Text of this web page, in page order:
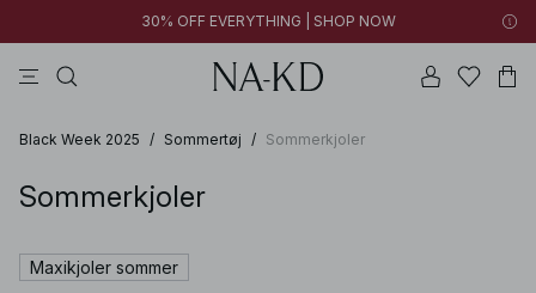
30% OFF EVERYTHING | SHOP NOW
Black Week 2025 / Sommertøj / Sommerkjoler
Sommerkjoler
Maxikjoler sommer